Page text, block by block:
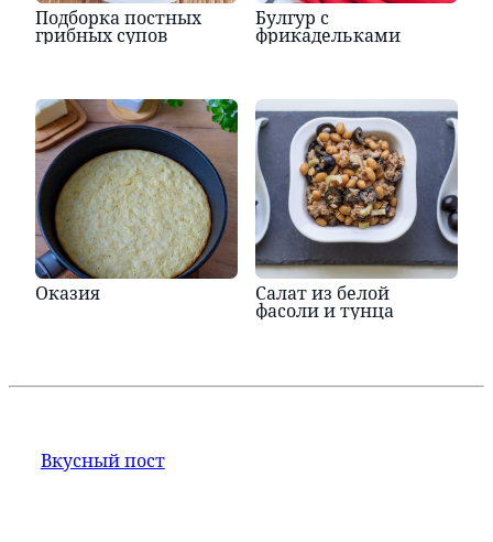
Подборка постных
грибных супов
Булгур с
фрикадельками
Оказия Салат из белой
фасоли и тунца
Вкусный пост